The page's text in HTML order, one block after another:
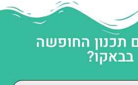
תכנון החופשה
בבאקו?